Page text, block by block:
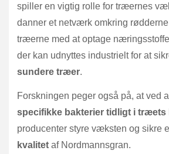
spiller en vigtig rolle for træernes
danner et netværk omkring
træerne med at optage
der kan udnyttes industrielt for at
sundere træer.
Forskningen peger også på, at ved
specifikke bakterier tidligt i træets
producenter styre væksten og sikre
kvalitet af Nordmannsgran.